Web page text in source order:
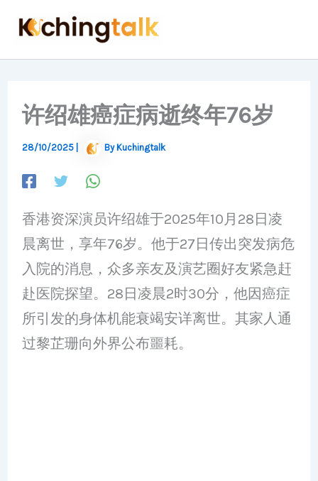
content
许绍雄癌症病逝终年76岁
28/10/2025 By Kuchingtalk
香港资深演员许绍雄于2025年10月28日凌
晨离世，享年76岁。他于27日传出突发病危
入院的消息，众多亲友及演艺圈好友紧急赶
赴医院探望。28日凌晨2时30分，他因癌症
所引发的身体机能衰竭安详离世。其家人通
过黎芷珊向外界公布噩耗。